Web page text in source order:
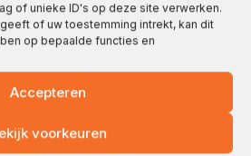
of unieke ID's op deze site verwerken.
of uw toestemming intrekt, kan dit
op bepaalde functies en
Accepteren
voorkeuren
lossen. Sinds 1987
bedrijven vanuit Delft bij het
van hun ICT-
in Zuid-Holland, met klanten
en het Westland, maar